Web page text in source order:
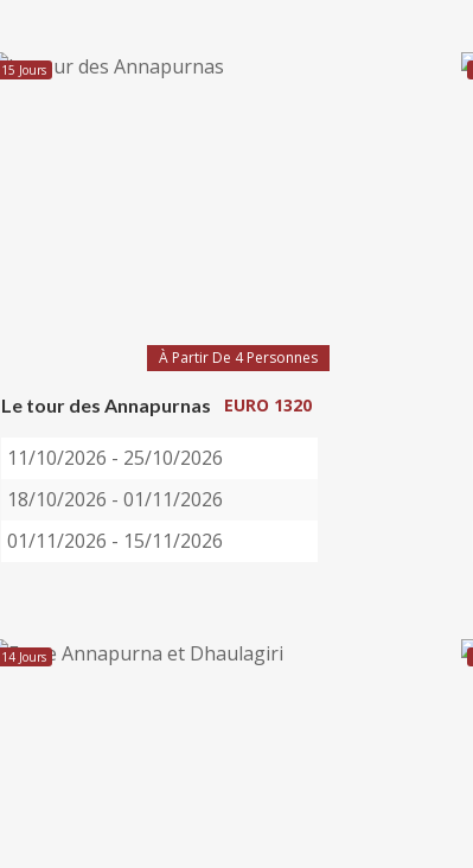
15 Jours
À Partir De 4 Personnes
Le tour des Annapurnas EURO 1320
11/10/2026 - 25/10/2026
18/10/2026 - 01/11/2026
01/11/2026 - 15/11/2026
14 Jours